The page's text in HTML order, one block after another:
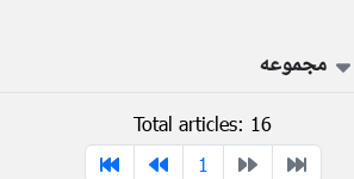
مجموعه
Total articles: 16
1